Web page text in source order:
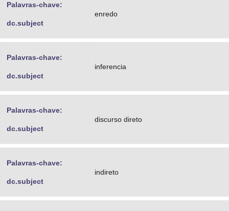
Palavras-chave:
dc.subject
enredo
Palavras-chave:
dc.subject
inferencia
Palavras-chave:
dc.subject
discurso direto
Palavras-chave:
dc.subject
indireto